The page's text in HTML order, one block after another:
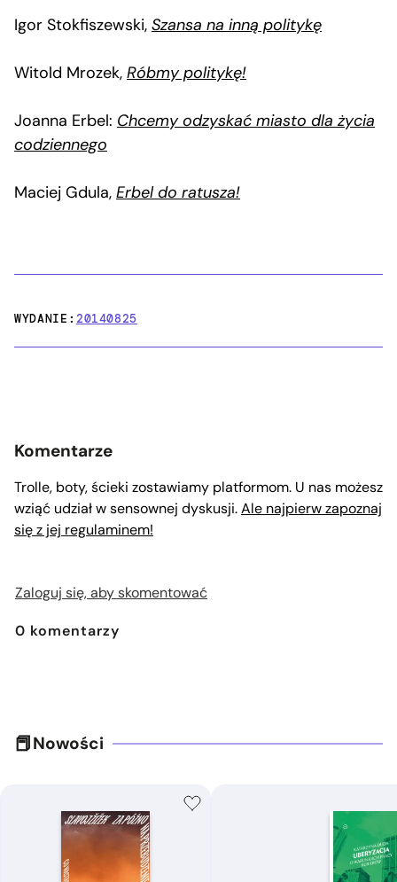
Igor Stokfiszewski, Szansa na inną politykę
Witold Mrozek, Róbmy politykę!
Joanna Erbel: Chcemy odzyskać miasto dla życia
codziennego
Maciej Gdula, Erbel do ratusza!
WYDANIE:20140825
Komentarze
Trolle, boty, ścieki zostawiamy platformom. U nas możesz
wziąć udział w sensownej dyskusji.Ale najpierw zapoznaj
się z jej regulaminem!
Zaloguj się, aby skomentować
0 komentarzy
Nowości